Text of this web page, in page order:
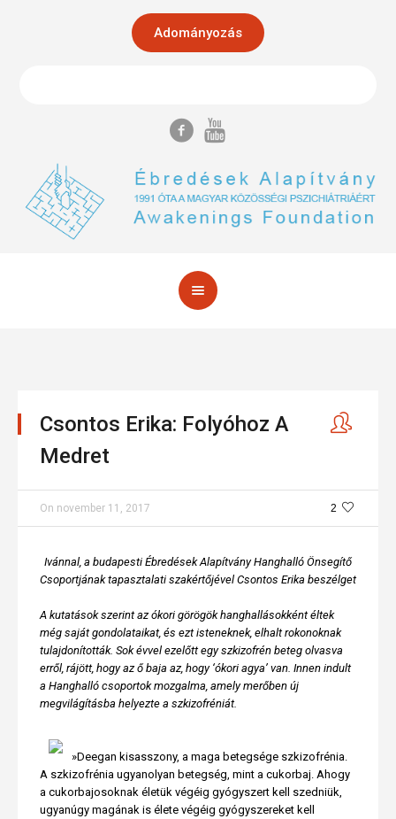
Adományozás
Csontos Erika: Folyóhoz A
Medret
2
On november 11, 2017
Ivánnal, a budapesti Ébredések Alapítvány Hanghalló Önsegítő
Csoportjának tapasztalati szakértőjével Csontos Erika beszélget
A kutatások szerint az ókori görögök hanghallásokként éltek
még saját gondolataikat, és ezt isteneknek, elhalt rokonoknak
tulajdonították. Sok évvel ezelőtt egy szkizofrén beteg olvasva
erről, rájött, hogy az ő baja az, hogy ‘ókori agya’ van. Innen indult
a Hanghalló csoportok mozgalma, amely merőben új
megvilágításba helyezte a szkizofréniát.
»Deegan kisasszony, a maga betegsége szkizofrénia.
A szkizofrénia ugyanolyan betegség, mint a cukorbaj. Ahogy
a cukorbajosoknak életük végéig gyógyszert kell szedniük,
ugyanúgy magának is élete végéig gyógyszereket kell